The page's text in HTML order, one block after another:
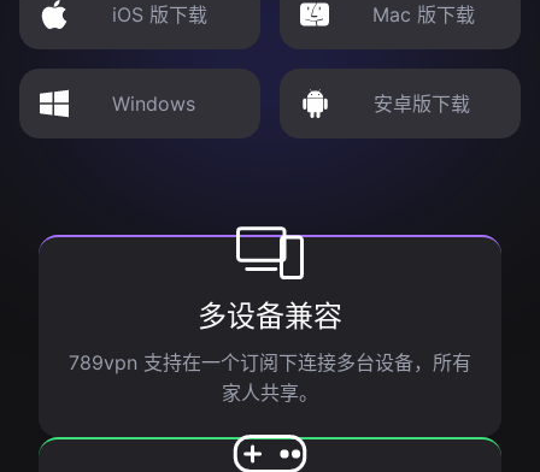
iOS 版下载 Mac 版下载
Windows 安卓版下载
多设备兼容
789vpn 支持在一个订阅下连接多台设备，所有
家人共享。